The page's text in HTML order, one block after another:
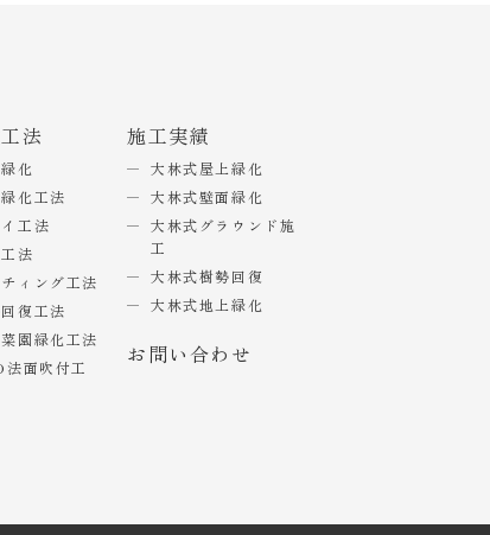
法
化
化工法
工法
法
ィング工法
復工法
園緑化工法
面吹付工
施工実績
大林式屋上緑化
大林式壁面緑化
大林式グラウンド施
工
大林式樹勢回復
大林式地上緑化
お問い合わせ